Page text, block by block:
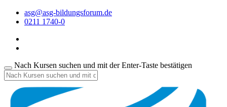
asg@asg-bildungsforum.de
0211 1740-0
Nach Kursen suchen und mit der Enter-Taste bestätigen